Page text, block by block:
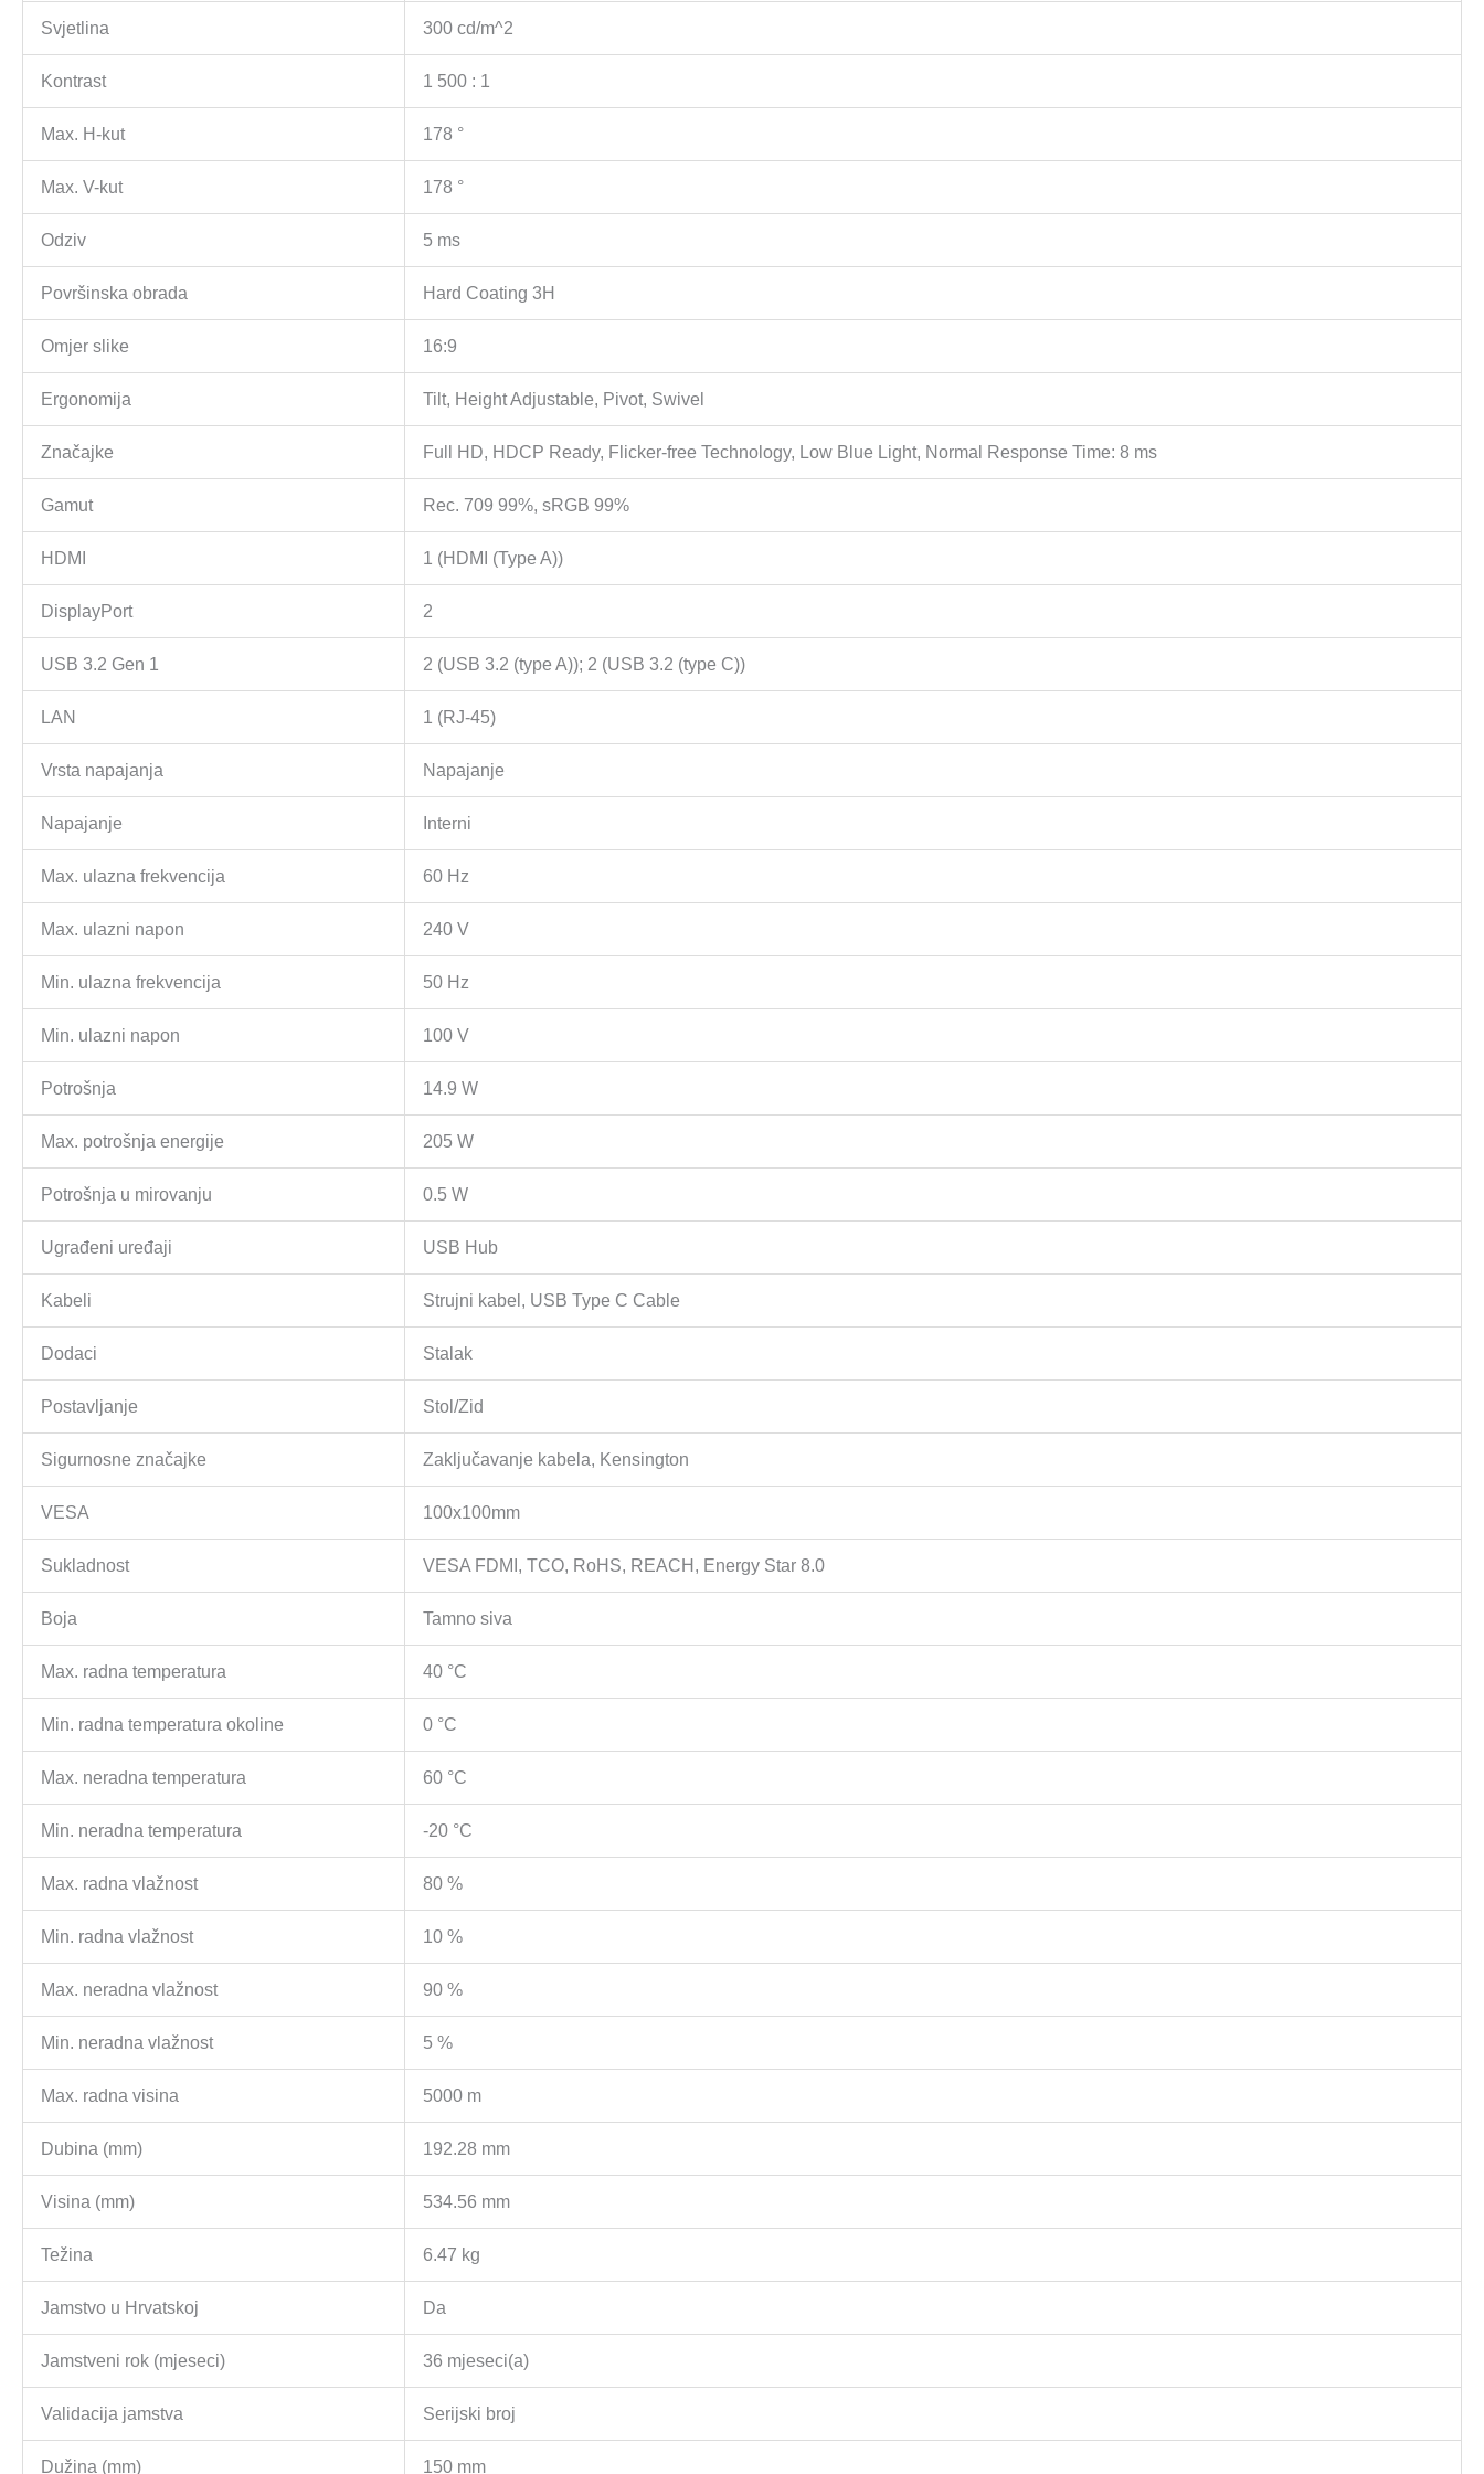
Svjetlina 300 cd/m^2
Kontrast 1 500 : 1
Max. H-kut 178 °
Max. V-kut 178 °
Odziv 5 ms
Površinska obrada Hard Coating 3H
Omjer slike 16:9
Ergonomija Tilt, Height Adjustable, Pivot, Swivel
Značajke Full HD, HDCP Ready, Flicker-free Technology, Low Blue Light, Normal Response Time: 8 ms
Gamut Rec. 709 99%, sRGB 99%
HDMI 1 (HDMI (Type A))
DisplayPort 2
USB 3.2 Gen 1 2 (USB 3.2 (type A)); 2 (USB 3.2 (type C))
LAN 1 (RJ-45)
Vrsta napajanja Napajanje
Napajanje Interni
Max. ulazna frekvencija 60 Hz
Max. ulazni napon 240 V
Min. ulazna frekvencija 50 Hz
Min. ulazni napon 100 V
Potrošnja 14.9 W
Max. potrošnja energije 205 W
Potrošnja u mirovanju 0.5 W
Ugrađeni uređaji USB Hub
Kabeli Strujni kabel, USB Type C Cable
Dodaci Stalak
Postavljanje Stol/Zid
Sigurnosne značajke Zaključavanje kabela, Kensington
VESA 100x100mm
Sukladnost VESA FDMI, TCO, RoHS, REACH, Energy Star 8.0
Boja Tamno siva
Max. radna temperatura 40 °C
Min. radna temperatura okoline 0 °C
Max. neradna temperatura 60 °C
Min. neradna temperatura -20 °C
Max. radna vlažnost 80 %
Min. radna vlažnost 10 %
Max. neradna vlažnost 90 %
Min. neradna vlažnost 5 %
Max. radna visina 5000 m
Dubina (mm) 192.28 mm
Visina (mm) 534.56 mm
Težina 6.47 kg
Jamstvo u Hrvatskoj Da
Jamstveni rok (mjeseci) 36 mjeseci(a)
Validacija jamstva Serijski broj
Dužina (mm) 150 mm